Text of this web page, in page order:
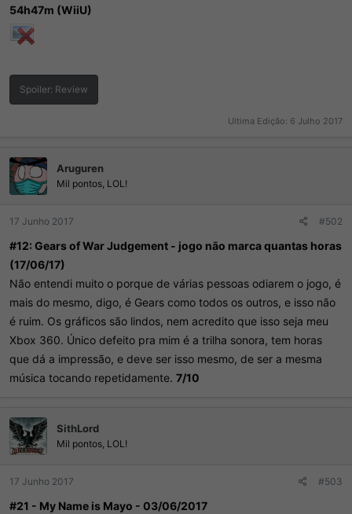
54h47m (WiiU)
Spoiler: Review
Ultima Edição: 6 Julho 2017
Aruguren
Mil pontos, LOL!
17 Junho 2017 #502
#12: Gears of War Judgement - jogo não marca quantas horas
(17/06/17)
Não entendi muito o porque de várias pessoas odiarem o jogo, é
mais do mesmo, digo, é Gears como todos os outros, e isso não
é ruim. Os gráficos são lindos, nem acredito que isso seja meu
Xbox 360. Único defeito pra mim é a trilha sonora, tem horas
que dá a impressão, e deve ser isso mesmo, de ser a mesma
música tocando repetidamente. 7/10
SithLord
Mil pontos, LOL!
17 Junho 2017 #503
#21 - My Name is Mayo - 03/06/2017